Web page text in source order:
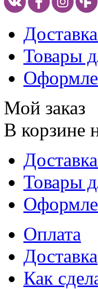
Товары
Мой заказ
В корзине
Товары
Оплата
Доставка
Как